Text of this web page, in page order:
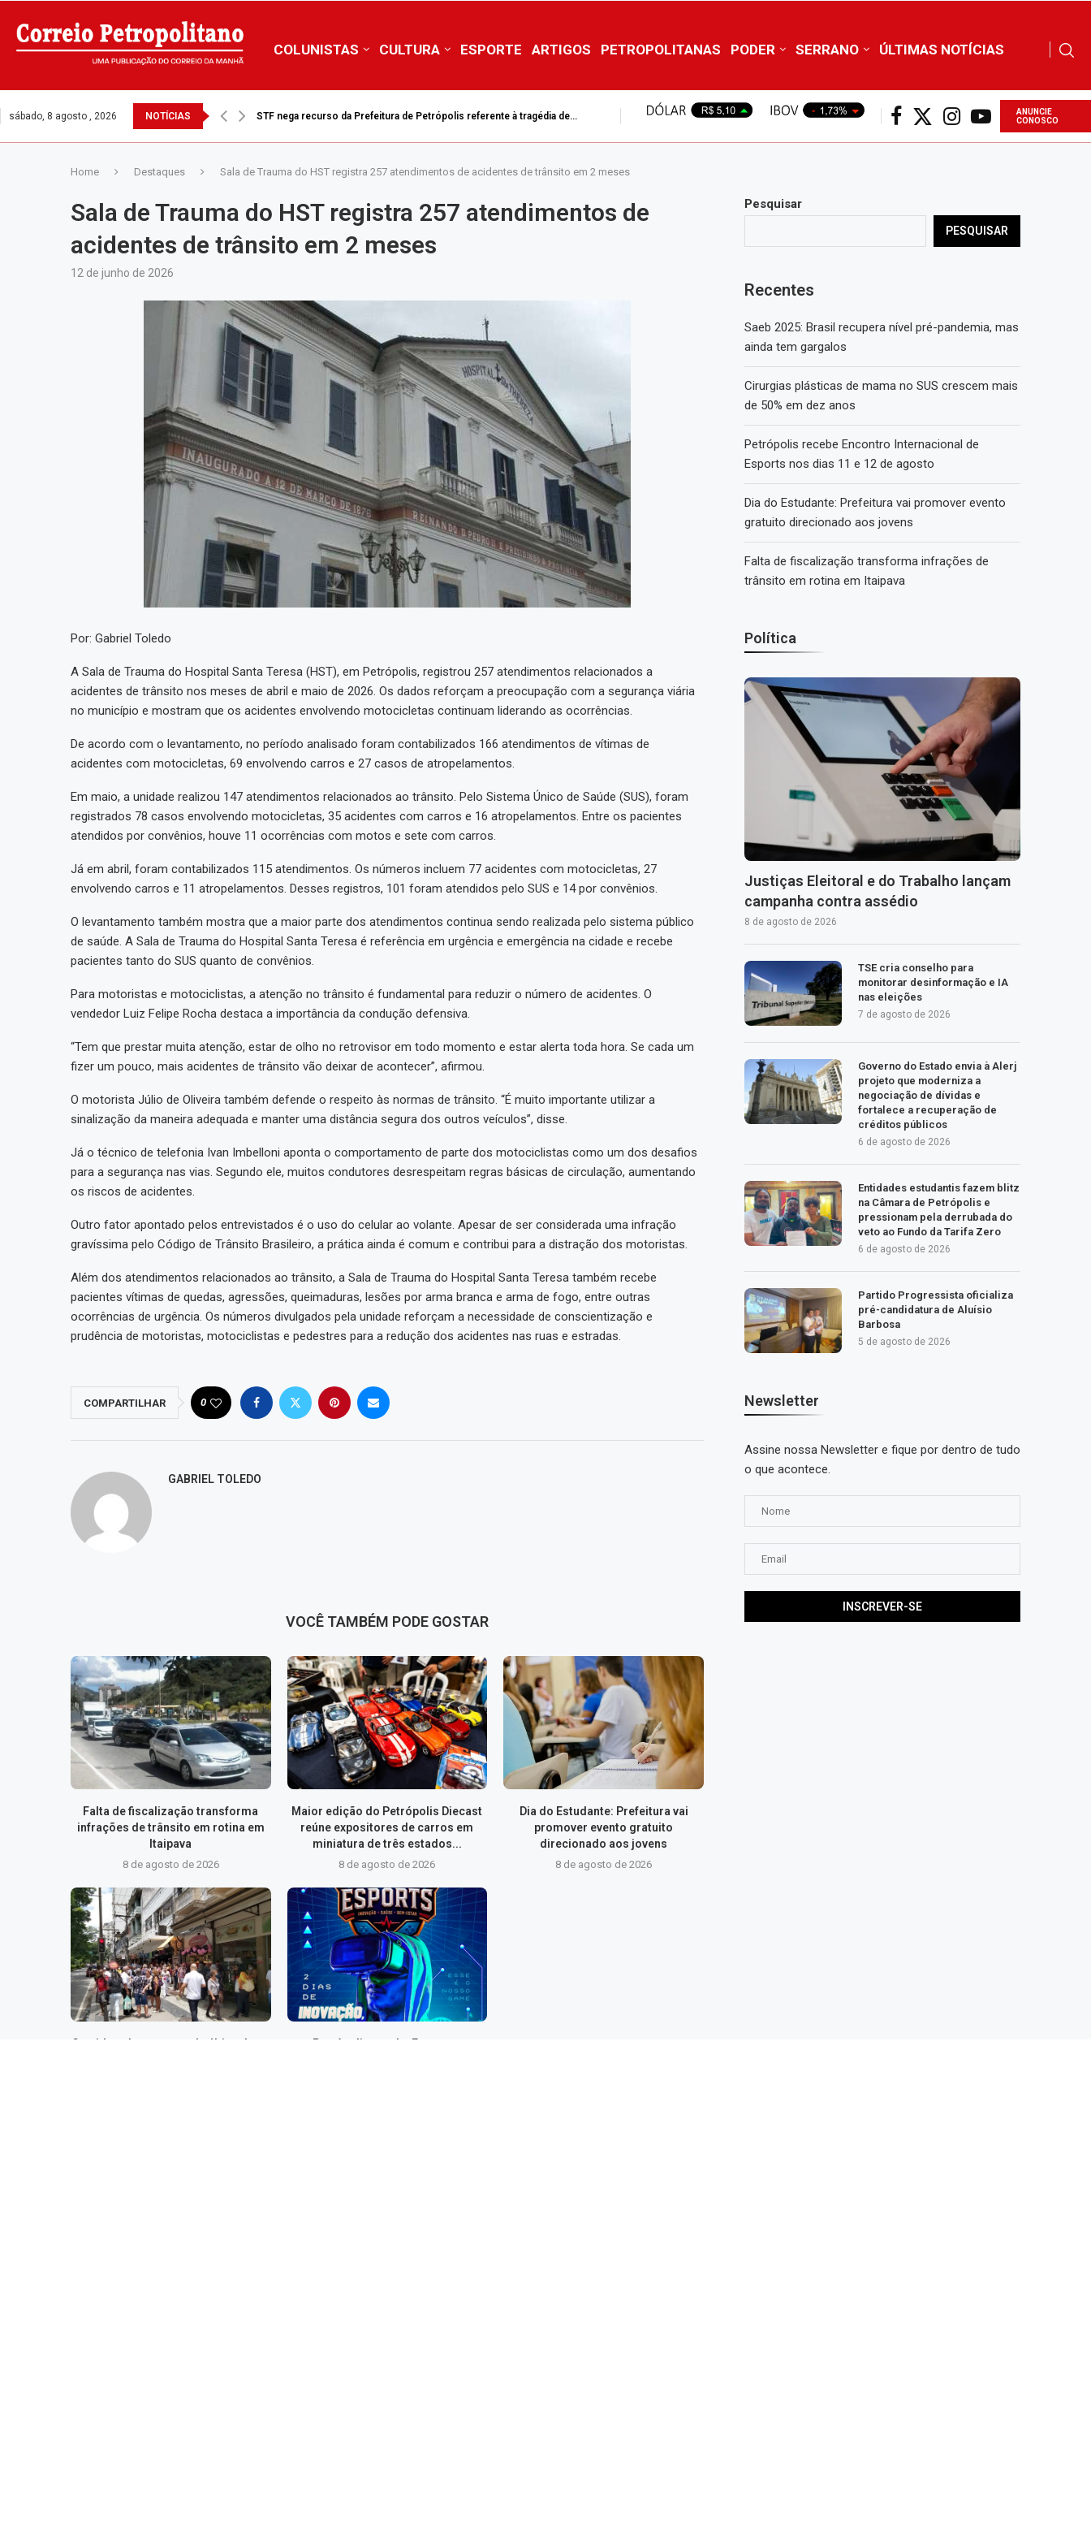
COLUNISTAS CULTURA ESPORTE ARTIGOS PETROPOLITANAS PODER SERRANO ÚLTIMAS NOTÍCIAS
sábado, 8 agosto , 2026 NOTÍCIAS STF nega recurso da Prefeitura de Petrópolis referente à tragédia de...
ANUNCIE
CONOSCO
Home Destaques Sala de Trauma do HST registra 257 atendimentos de acidentes de trânsito em 2 meses
Sala de Trauma do HST registra 257 atendimentos de
acidentes de trânsito em 2 meses
12 de junho de 2026
Por: Gabriel Toledo
A Sala de Trauma do Hospital Santa Teresa (HST), em Petrópolis, registrou 257 atendimentos relacionados a
acidentes de trânsito nos meses de abril e maio de 2026. Os dados reforçam a preocupação com a segurança viária
no município e mostram que os acidentes envolvendo motocicletas continuam liderando as ocorrências.
De acordo com o levantamento, no período analisado foram contabilizados 166 atendimentos de vítimas de
acidentes com motocicletas, 69 envolvendo carros e 27 casos de atropelamentos.
Em maio, a unidade realizou 147 atendimentos relacionados ao trânsito. Pelo Sistema Único de Saúde (SUS), foram
registrados 78 casos envolvendo motocicletas, 35 acidentes com carros e 16 atropelamentos. Entre os pacientes
atendidos por convênios, houve 11 ocorrências com motos e sete com carros.
Já em abril, foram contabilizados 115 atendimentos. Os números incluem 77 acidentes com motocicletas, 27
envolvendo carros e 11 atropelamentos. Desses registros, 101 foram atendidos pelo SUS e 14 por convênios.
O levantamento também mostra que a maior parte dos atendimentos continua sendo realizada pelo sistema público
de saúde. A Sala de Trauma do Hospital Santa Teresa é referência em urgência e emergência na cidade e recebe
pacientes tanto do SUS quanto de convênios.
Para motoristas e motociclistas, a atenção no trânsito é fundamental para reduzir o número de acidentes. O
vendedor Luiz Felipe Rocha destaca a importância da condução defensiva.
“Tem que prestar muita atenção, estar de olho no retrovisor em todo momento e estar alerta toda hora. Se cada um
fizer um pouco, mais acidentes de trânsito vão deixar de acontecer”, afirmou.
O motorista Júlio de Oliveira também defende o respeito às normas de trânsito. “É muito importante utilizar a
sinalização da maneira adequada e manter uma distância segura dos outros veículos”, disse.
Já o técnico de telefonia Ivan Imbelloni aponta o comportamento de parte dos motociclistas como um dos desafios
para a segurança nas vias. Segundo ele, muitos condutores desrespeitam regras básicas de circulação, aumentando
os riscos de acidentes.
Outro fator apontado pelos entrevistados é o uso do celular ao volante. Apesar de ser considerada uma infração
gravíssima pelo Código de Trânsito Brasileiro, a prática ainda é comum e contribui para a distração dos motoristas.
Além dos atendimentos relacionados ao trânsito, a Sala de Trauma do Hospital Santa Teresa também recebe
pacientes vítimas de quedas, agressões, queimaduras, lesões por arma branca e arma de fogo, entre outras
ocorrências de urgência. Os números divulgados pela unidade reforçam a necessidade de conscientização e
prudência de motoristas, motociclistas e pedestres para a redução dos acidentes nas ruas e estradas.
COMPARTILHAR 0
GABRIEL TOLEDO
VOCÊ TAMBÉM PODE GOSTAR
Falta de fiscalização transforma
infrações de trânsito em rotina em
Itaipava
8 de agosto de 2026
Maior edição do Petrópolis Diecast
reúne expositores de carros em
miniatura de três estados...
8 de agosto de 2026
Dia do Estudante: Prefeitura vai
promover evento gratuito
direcionado aos jovens
8 de agosto de 2026
Corrida pelo presente de última hora
Petrópolis recebe Encontro
Pesquisar
PESQUISAR
Recentes
Saeb 2025: Brasil recupera nível pré-pandemia, mas
ainda tem gargalos
Cirurgias plásticas de mama no SUS crescem mais
de 50% em dez anos
Petrópolis recebe Encontro Internacional de
Esports nos dias 11 e 12 de agosto
Dia do Estudante: Prefeitura vai promover evento
gratuito direcionado aos jovens
Falta de fiscalização transforma infrações de
trânsito em rotina em Itaipava
Política
Justiças Eleitoral e do Trabalho lançam
campanha contra assédio
8 de agosto de 2026
TSE cria conselho para
monitorar desinformação e IA
nas eleições
7 de agosto de 2026
Governo do Estado envia à Alerj
projeto que moderniza a
negociação de dívidas e
fortalece a recuperação de
créditos públicos
6 de agosto de 2026
Entidades estudantis fazem blitz
na Câmara de Petrópolis e
pressionam pela derrubada do
veto ao Fundo da Tarifa Zero
6 de agosto de 2026
Partido Progressista oficializa
pré-candidatura de Aluísio
Barbosa
5 de agosto de 2026
Newsletter
Assine nossa Newsletter e fique por dentro de tudo
o que acontece.